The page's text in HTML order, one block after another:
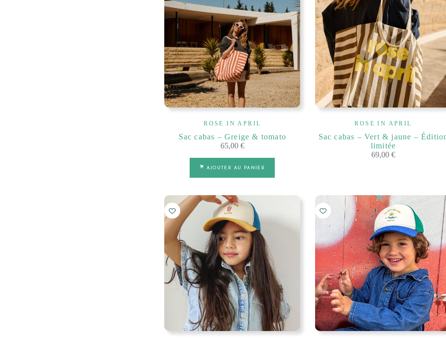
ROSE IN APRIL
Sac cabas – Greige & tomato
65,00 €
AJOUTER AU PANIER
ROSE IN APRIL
Sac cabas – Vert & jaune –
limitée
69,00 €